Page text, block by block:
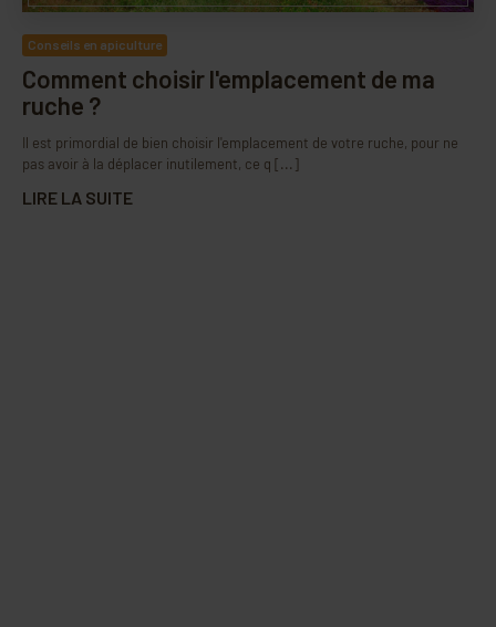
Conseils en apiculture
Comment choisir l'emplacement de ma
ruche ?
Il est primordial de bien choisir l'emplacement de votre ruche, pour ne
pas avoir à la déplacer inutilement, ce q [...]
LIRE LA SUITE